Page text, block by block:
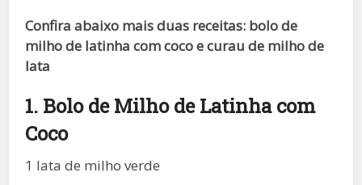
Confira abaixo mais duas receitas: bolo de
milho de latinha com coco e curau de milho de
lata
1. Bolo de Milho de Latinha com
Coco
1 lata de milho verde